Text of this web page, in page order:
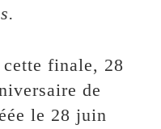
finale, 28
de
le 28 juin